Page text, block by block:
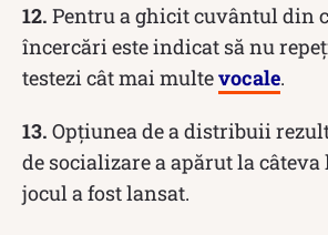
12. Pentru a ghicit cuvântul din
încercări este indicat să nu
testezi cât mai multevocale.
13. Opțiunea de a distribuii
de socializare a apărut la
jocul a fost lansat.